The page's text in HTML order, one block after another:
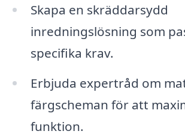
Skapa en skräddarsydd
inredningslösning som
specifika krav.
Erbjuda expertråd om
färgscheman för att
funktion.